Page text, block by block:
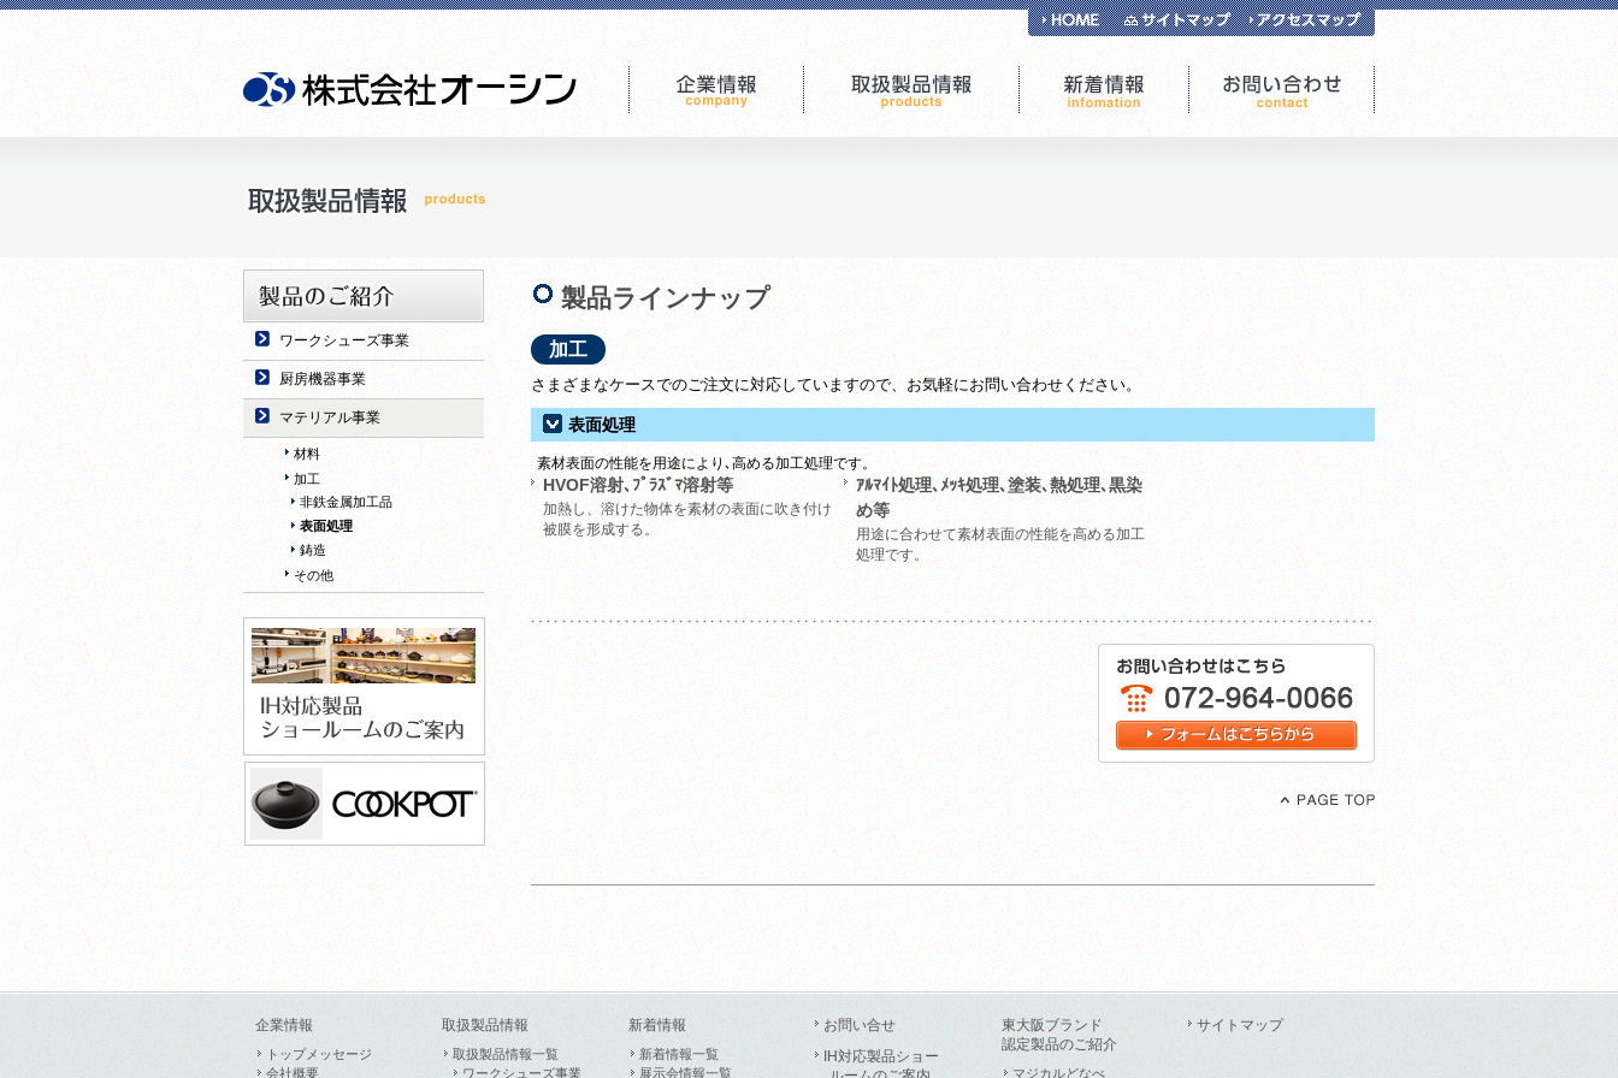
ワークシューズ事業
厨房機器事業
マテリアル事業
材料
加工
非鉄金属加工品
表面処理
鋳造
その他
製品ラインナップ
加工
さまざまなケースでのご注文に対応していますので、お気軽にお問い合わせください。
表面処理
素材表面の性能を用途により､高める加工処理です。
HVOF溶射､ﾌﾟﾗｽﾞﾏ溶射等
加熱し、溶けた物体を素材の表面に吹き付け
被膜を形成する。
ｱﾙﾏｲﾄ処理､ﾒｯｷ処理､塗装､熱処理､黒染
め等
用途に合わせて素材表面の性能を高める加工
処理です。
企業情報
トップメッセージ
会社概要
取扱製品情報
取扱製品情報一覧
ワークシューズ事業
新着情報
新着情報一覧
展示会情報一覧
お問い合せ
IH対応製品ショー
東大阪ブランド
認定製品のご紹介
マジカルどなべ
サイトマップ